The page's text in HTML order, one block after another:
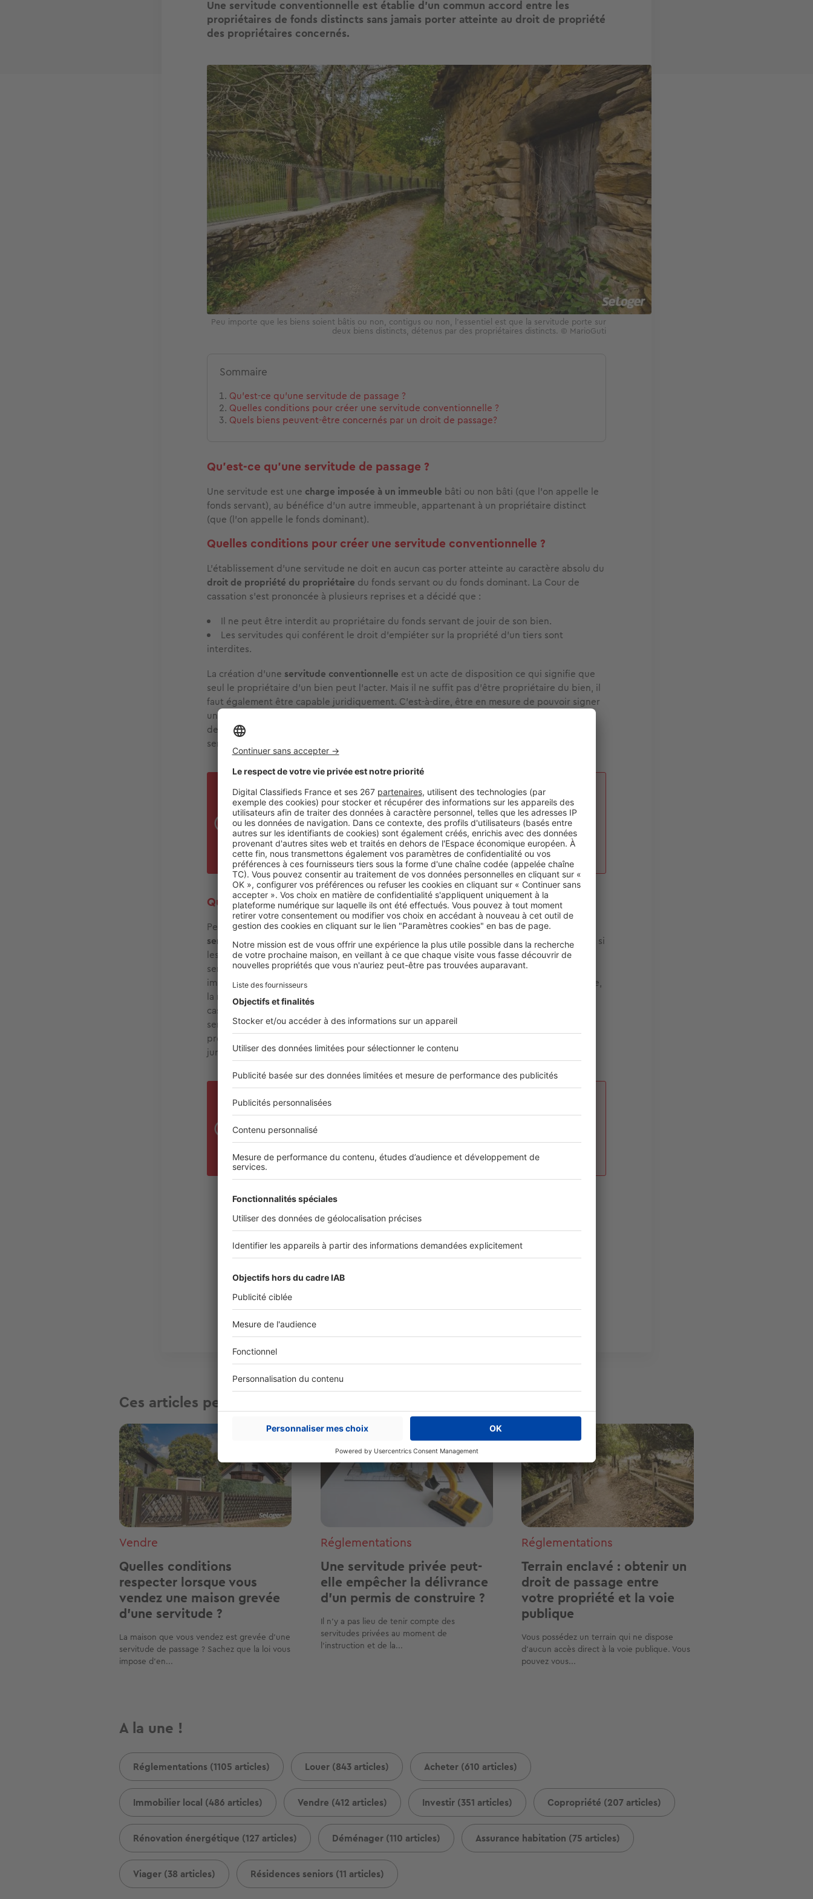
Une servitude conventionnelle est établie d’un commun accord entre les
propriétaires de fonds distincts sans jamais porter atteinte au droit de propriété
des propriétaires concernés.
Image
Peu importe que les biens soient bâtis ou non, contigus ou non, l’essentiel est que la servitude porte sur
deux biens distincts, détenus par des propriétaires distincts. © MarioGuti
Sommaire
Qu’est-ce qu’une servitude de passage ?
Quelles conditions pour créer une servitude conventionnelle ?
Quels biens peuvent-être concernés par un droit de passage?
Qu’est-ce qu’une servitude de passage ?
Une servitude est une charge imposée à un immeuble bâti ou non bâti (que l’on appelle le
fonds servant), au bénéfice d’un autre immeuble, appartenant à un propriétaire distinct
(que (l’on appelle le fonds dominant).
Quelles conditions pour créer une servitude conventionnelle ?
L’établissement d’une servitude ne doit en aucun cas porter atteinte au caractère absolu du
droit de propriété du propriétaire du fonds servant ou du fonds dominant. La Cour de
cassation s’est prononcée à plusieurs reprises et a décidé que :
Il ne peut être interdit au propriétaire du fonds servant de jouir de son bien.
Les servitudes qui conférent le droit d’empiéter sur la propriété d’un tiers sont
interdites.
La création d’une servitude conventionnelle est un acte de disposition ce qui signifie que
seul le propriétaire d’un bien peut l’acter. Mais il ne suffit pas d’être propriétaire du bien, il
faut également être capable juridiquement. C'est-à-dire, être en mesure de pouvoir signer
un contrat valablement. Attention, dans le cadre de
et notamment
des époux, sachez que l’accord des deux époux est nécessaire à la création d’une
servitude, au même titre que la vente de la
BON À SAVOIR
Lorsque le bien est loué, il n’appartient pas au locataire de concéder une
servitude. Seul le propriétaire peut le faire. Toutefois, l’institution d’une
servitude ne peut en aucun cas porter atteinte aux droits de jouissance
du locataire prévus dans le bail.
Quels biens peuvent-être concernés par un droit de passage?
Peu importe que les biens soient bâtis ou non, contigus ou non, l’essentiel est que la
servitude porte sur deux biens distincts, détenus par des propriétaires distincts. En effet, si
les deux immeubles concernés par la servitude appartiennent au même propriétaire, la
servitude n’est d’aucune utilité. C’est au propriétaire de gérer ses différents biens
immobiliers. Sachez qu’il est possible de prévoir dans la convention qui établit la servitude,
la réalisation d’une prestation accessoire par le propriétaire du fonds servant. La Cour de
cassation a jugé que l’obligation de curage d’un canal peut être un accessoire à une
servitude de fourniture d’eau. Laservitude doit être utile à un fonds
profiter au fonds dominant. C’est une condition essentielle à son existence et la
jurisprudence le rappelle régulièrement.
RÉFÉRENCES JURIDIQUES
Cass, 3e civ., 24 mai 2000, n°97-22.255
Cass, 3e civ., 27 juin 2001, n°98-15.216
Plus de conseils
Ces articles peuvent vous intéresser
Image
Vendre
Quelles conditions
respecter lorsque vous
vendez une maison grevée
d’une servitude ?
La maison que vous vendez est grevée d’une
servitude de passage ? Sachez que la loi vous
impose d’en...
Image
Réglementations
Une servitude privée peut-
elle empêcher la délivrance
d'un permis de construire ?
Il n’y a pas lieu de tenir compte des
servitudes privées au moment de
l’instruction et de la...
Réglementations
Terrain enclavé : obtenir un
droit de passage entre
votre propriété et la voie
publique
Vous possédez un terrain qui ne dispose
d’aucun accès direct à la voie publique. Vous
pouvez vous...
A la une !
Réglementations (1105 articles) Louer (843 articles) Acheter (610 articles)
Immobilier local (486 articles) Vendre (412 articles) Investir (351 articles) Copropriété (207 articles)
Rénovation énergétique (127 articles) Déménager (110 articles) Assurance habitation (75 articles)
Viager (38 articles) Résidences seniors (11 articles)